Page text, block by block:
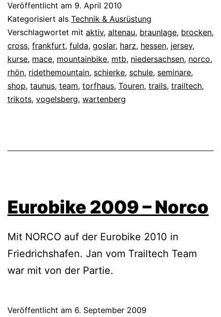
Veröffentlicht am 9. April 2010
Kategorisiert als Technik & Ausrüstung
Verschlagwortet mit aktiv, altenau, braunlage, brocken,
cross, frankfurt, fulda, goslar, harz, hessen, jersey,
kurse, mace, mountainbike, mtb, niedersachsen, norco,
rhön, ridethemountain, schierke, schule, seminare,
shop, taunus, team, torfhaus, Touren, trails, trailtech,
trikots, vogelsberg, wartenberg
Eurobike 2009 – Norco
Mit NORCO auf der Eurobike 2010 in
Friedrichshafen. Jan vom Trailtech Team
war mit von der Partie.
Veröffentlicht am 6. September 2009